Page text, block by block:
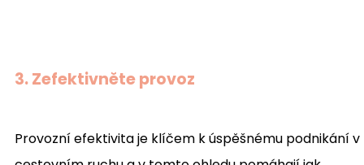
3. Zefektivněte provoz
Provozní efektivita je klíčem k úspěšnému podnikání v